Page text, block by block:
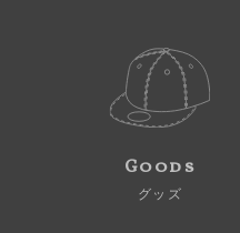
Goods
グッズ